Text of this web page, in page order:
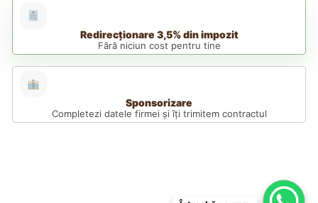
Redirecționare 3,5% din impozit
Fără niciun cost pentru tine
Sponsorizare
Completezi datele firmei și îți trimitem contractul